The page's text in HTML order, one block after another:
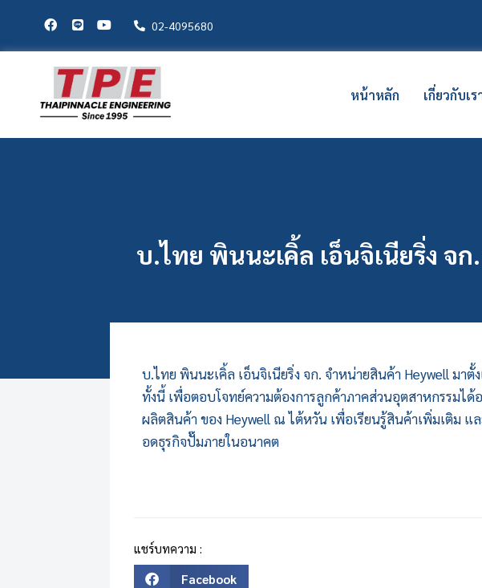
02-4095680
หน้าหลัก เกี่ยวกับเร
บ.ไทย พินนะเคิ้ล เอ็นจิเนียริ่ง จ
บ.ไทย พินนะเคิ้ล เอ็นจิเนียริ่ง จก. จำหน่ายสินค้า Heywell มาตั้
ทั้งนี้ เพื่อตอบโจทย์ความต้องการลูกค้าภาคส่วนอุตสาหกรรมได้
ผลิตสินค้า ของ Heywell ณ ไต้หวัน เพื่อเรียนรู้สินค้าเพิ่มเติม
อดธุรกิจปั๊มภายในอนาคต
แชร์บทความ :
Facebook